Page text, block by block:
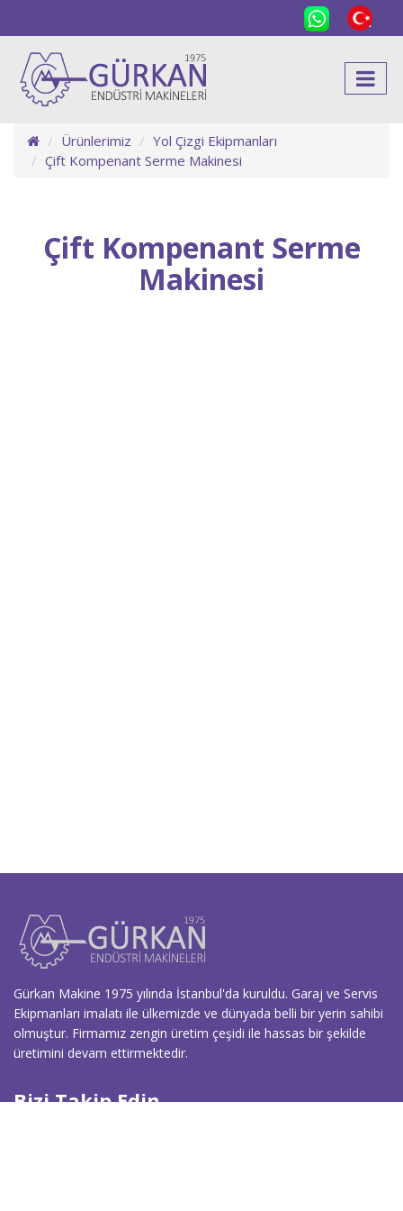
Ürünlerimiz
Yol Çizgi Ekipmanları
Çift Kompenant Serme Makinesi
Çift Kompenant Serme
Makinesi
Gürkan Makine 1975 yılında İstanbul'da kuruldu. Garaj ve Servis
Ekipmanları imalatı ile ülkemizde ve dünyada belli bir yerin sahibi
olmuştur. Firmamız zengin üretim çeşidi ile hassas bir şekilde
üretimini devam ettirmektedir.
Bizi Takip Edin